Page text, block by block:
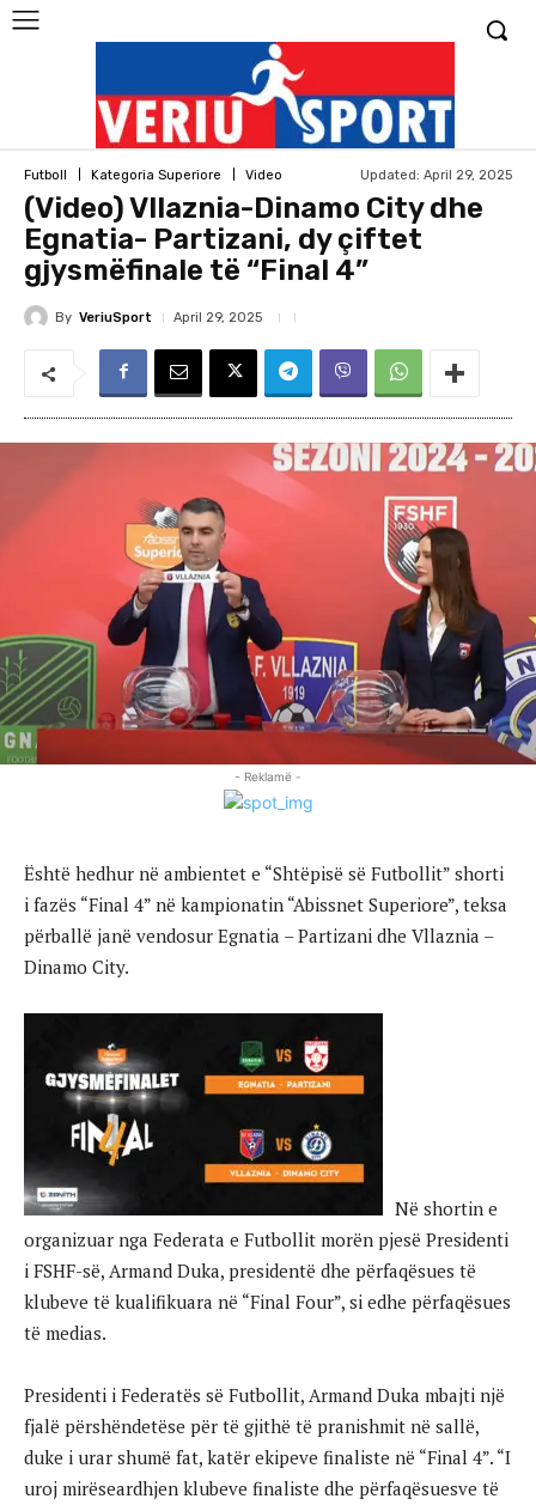
Futboll Kategoria Superiore Video Updated: April 29, 2025
(Video) Vllaznia-Dinamo City dhe
Egnatia- Partizani, dy çiftet
gjysmëfinale të “Final 4”
By VeriuSport April 29, 2025
- Reklamë -
Është hedhur në ambientet e “Shtëpisë së Futbollit” shorti
i fazës “Final 4” në kampionatin “Abissnet Superiore”, teksa
përballë janë vendosur Egnatia – Partizani dhe Vllaznia –
Dinamo City.
Në shortin e
organizuar nga Federata e Futbollit morën pjesë Presidenti
i FSHF-së, Armand Duka, presidentë dhe përfaqësues të
klubeve të kualifikuara në “Final Four”, si edhe përfaqësues
të medias.
Presidenti i Federatës së Futbollit, Armand Duka mbajti një
fjalë përshëndetëse për të gjithë të pranishmit në sallë,
duke i urar shumë fat, katër ekipeve finaliste në “Final 4”. “I
uroj mirëseardhjen klubeve finaliste dhe përfaqësuesve të